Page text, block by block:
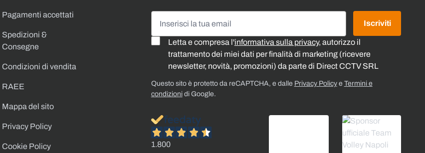
Pagamenti accettati
Spedizioni &
Consegne
Condizioni di vendita
RAEE
Mappa del sito
Privacy Policy
Cookie Policy
Letta e compresa l'informativa sulla privacy, autorizzo il
trattamento dei miei dati per finalità di marketing (ricevere
newsletter, novità, promozioni) da parte di Direct CCTV SRL
Iscriviti
Questo sito è protetto da reCAPTCHA, e dalle Privacy Policye Termini e
condizionidi Google.
1.800